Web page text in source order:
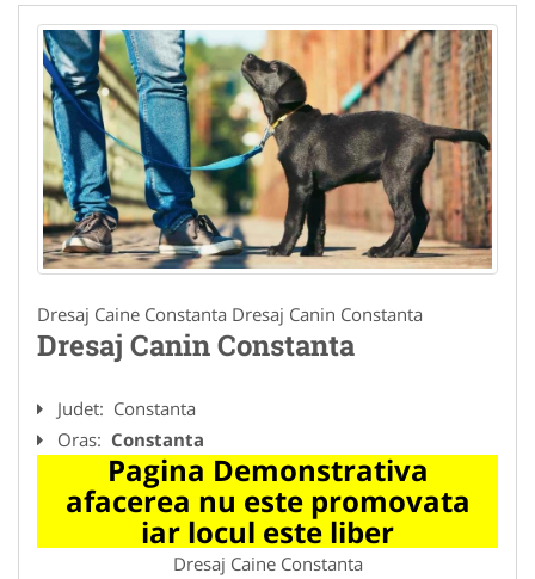
Dresaj Caine Constanta Dresaj Canin Constanta
Dresaj Canin Constanta
Judet: Constanta
Oras: Constanta
Pagina Demonstrativa
afacerea nu este promovata
iar locul este liber
Dresaj Caine Constanta